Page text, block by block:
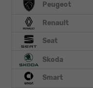
Peugeot
Renault
Seat
Skoda
Smart